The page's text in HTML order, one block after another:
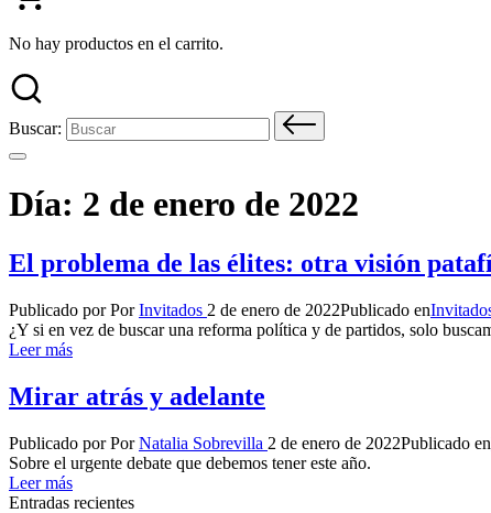
No hay productos en el carrito.
Buscar:
Día: 2 de enero de 2022
El problema de las élites: otra visión
Publicado por PorInvitados 2 de enero de 2022Publicado en
¿Y si en vez de buscar una reforma política y de partidos, solo
Leer más
Mirar atrás y adelante
Publicado por PorNatalia Sobrevilla 2 de enero de 2022Publicado en
Sobre el urgente debate que debemos tener este año.
Leer más
Entradas recientes